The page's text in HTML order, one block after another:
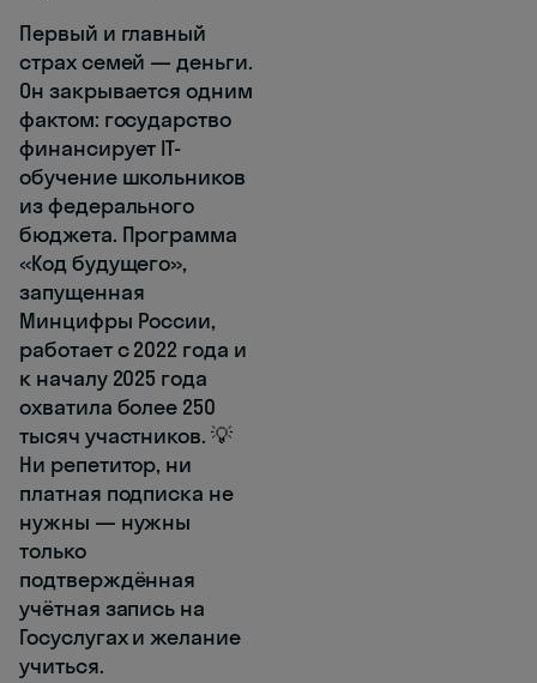
Первый и главный
страх семей — деньги.
Он закрывается одним
фактом: государство
финансирует IT-
обучение школьников
из федерального
бюджета. Программа
«Код будущего»,
запущенная
Минцифры России,
работает с 2022 года и
к началу 2025 года
охватила более 250
тысяч участников. 💡
Ни репетитор, ни
платная подписка не
нужны — нужны
только
подтверждённая
учётная запись на
Госуслугах и желание
учиться.